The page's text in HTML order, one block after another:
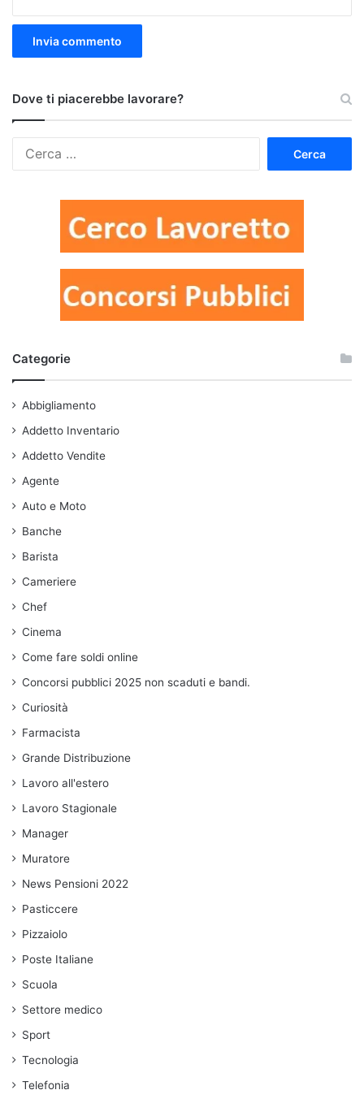
Dove ti piacerebbe lavorare?
Categorie
Abbigliamento
Addetto Inventario
Addetto Vendite
Agente
Auto e Moto
Banche
Barista
Cameriere
Chef
Cinema
Come fare soldi online
Concorsi pubblici 2025 non scaduti e bandi.
Curiosità
Farmacista
Grande Distribuzione
Lavoro all'estero
Lavoro Stagionale
Manager
Muratore
News Pensioni 2022
Pasticcere
Pizzaiolo
Poste Italiane
Scuola
Settore medico
Sport
Tecnologia
Telefonia